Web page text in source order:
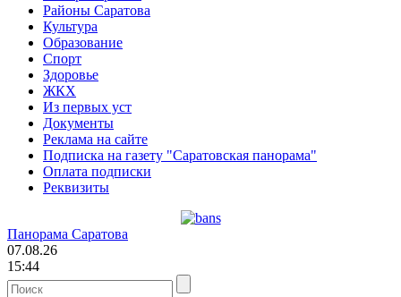
Районы Саратова
Культура
Образование
Спорт
Здоровье
ЖКХ
Из пеpвых уст
Документы
Реклама на сайте
Подписка на газету "Саратовская панорама"
Оплата подписки
Реквизиты
Панорама Саратова
07.08.26
15:44